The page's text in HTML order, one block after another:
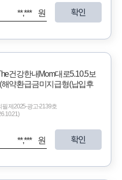
**,*** 원 확인
건강한내Mom대로5.10.5보
해약환급금미지급형(납입후
제2025-광고-2139호
**,*** 원 확인